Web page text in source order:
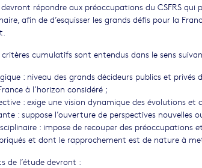
répondre aux préoccupations du CSFRS
afin de d’esquisser les grands défis pour la
cumulatifs sont entendus dans le sens
: niveau des grands décideurs publics et
à l’horizon considéré ;
: exige une vision dynamique des évolutions et
: suppose l’ouverture de perspectives nouvelles
: impose de recouper des préoccupations
et dont le rapprochement est de nature à
de l’étude devront :